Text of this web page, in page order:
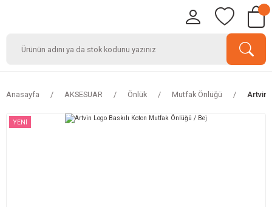
Anasayfa AKSESUAR Önlük Mutfak Önlüğü Artvin
YENİ